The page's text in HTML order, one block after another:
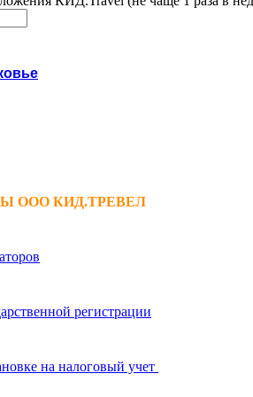
ООО КИД.ТРЕВЕЛ
регистрации
на налоговый учет